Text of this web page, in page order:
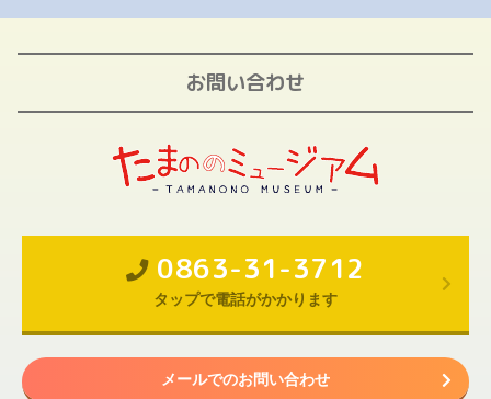
お問い合わせ
0863-31-3712
タップで電話がかかります
メールでのお問い合わせ